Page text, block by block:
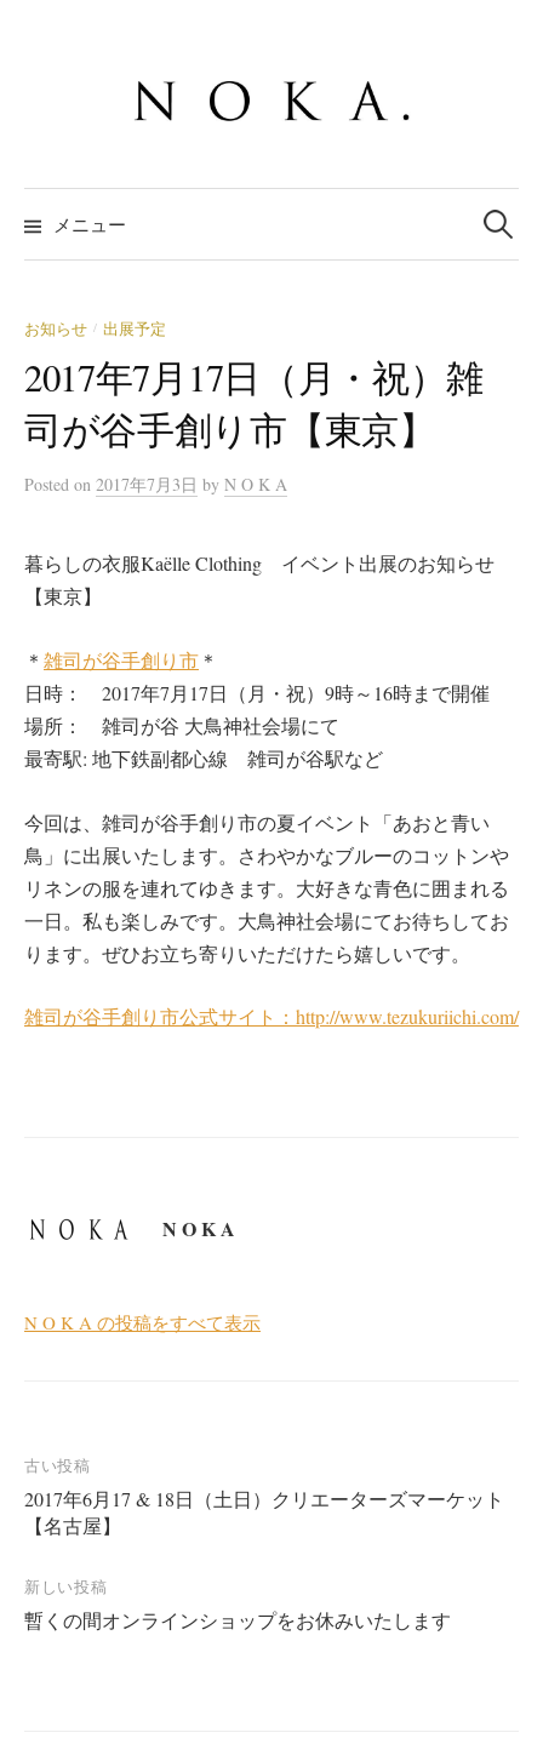
メニュー
検
索:
お知らせ / 出展予定
2017年7月17日（月・祝）雑
司が谷手創り市【東京】
Posted on 2017年7月3日 by N O K A
暮らしの衣服Kaëlle Clothing イベント出展のお知らせ
【東京】
＊ 雑司が谷手創り市 ＊
日時： 2017年7月17日（月・祝）9時～16時まで開催
場所： 雑司が谷 大鳥神社会場にて
最寄駅: 地下鉄副都心線 雑司が谷駅など
今回は、雑司が谷手創り市の夏イベント「あおと青い
鳥」に出展いたします。さわやかなブルーのコットンや
リネンの服を連れてゆきます。大好きな青色に囲まれる
一日。私も楽しみです。大鳥神社会場にてお待ちしてお
ります。ぜひお立ち寄りいただけたら嬉しいです。
雑司が谷手創り市公式サイト：http://www.tezukuriichi.com/
N O K A
N O K A の投稿をすべて表示
投
稿
ナ
ビ
ゲ
古い投稿
2017年6月17 & 18日（土日）クリエーターズマーケット
【名古屋】
新しい投稿
暫くの間オンラインショップをお休みいたします